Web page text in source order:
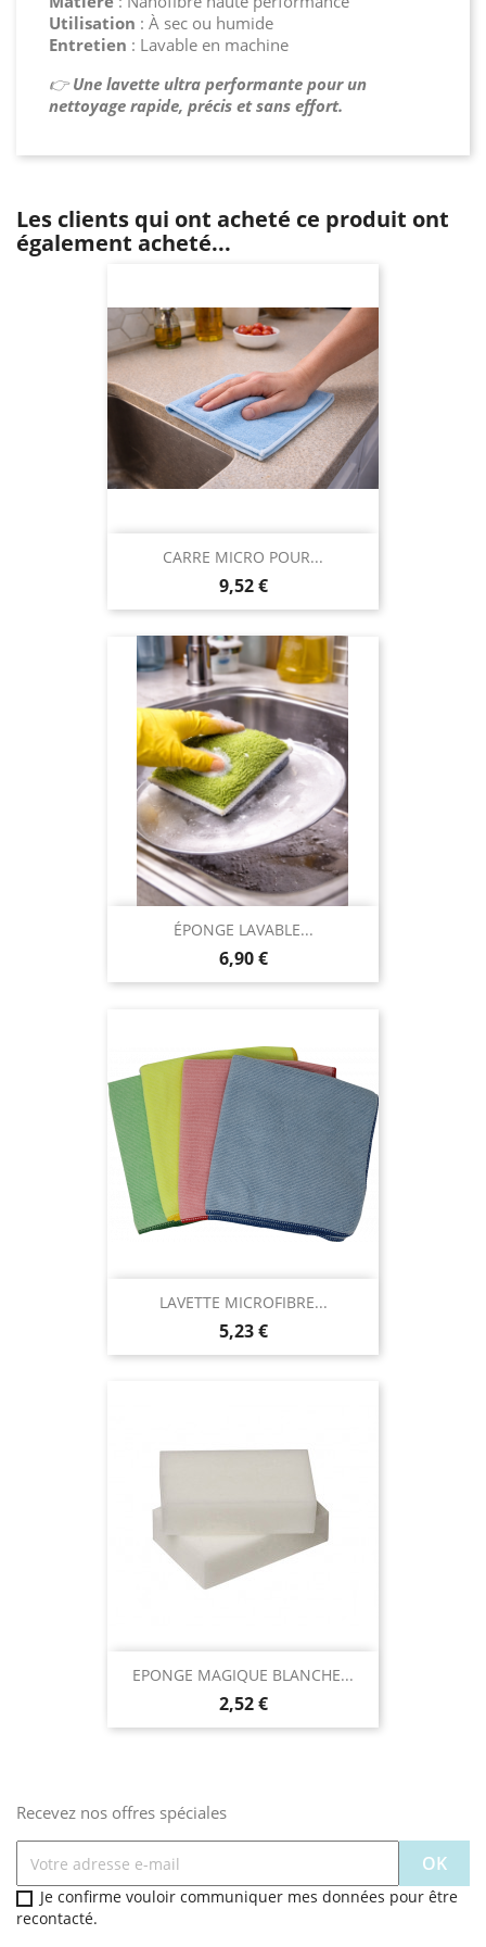
Utilisation : À sec ou humide
Entretien : Lavable en machine
👉Une lavette ultra performante pour un
nettoyage rapide, précis et sans effort.
Les clients qui ont acheté ce produit ont
également acheté...
CARRE MICRO POUR...
Prix
9,52 €
ÉPONGE LAVABLE...
Prix
6,90 €
LAVETTE MICROFIBRE...
Prix
5,23 €
EPONGE MAGIQUE BLANCHE...
Prix
2,52 €
Recevez nos offres spéciales
Je confirme vouloir communiquer mes données pour être
recontacté.